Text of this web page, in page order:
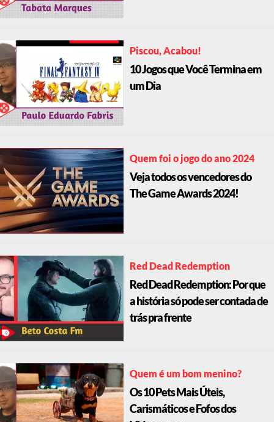
Piscou, Acabou!
10 Jogos que Você Termina em
um Dia
Quem foi o jogo do ano 2024
Veja todos os vencedores do
The Game Awards 2024!
Red Dead Redemption
Red Dead Redemption: Por que
a história só pode ser contada de
trás pra frente
Quem é um bom menino?
Os 10 Pets Mais Úteis,
Carismáticos e Fofos dos